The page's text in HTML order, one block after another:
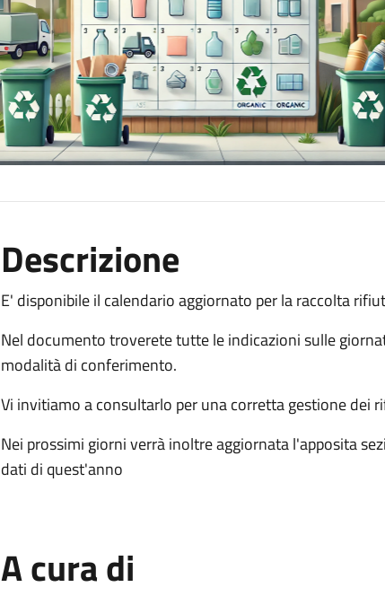
Descrizione
E' disponibile il calendario aggiornato per la raccolta
Nel documento troverete tutte le indicazioni sulle
modalità di conferimento.
Vi invitiamo a consultarlo per una corretta gestione dei
Nei prossimi giorni verrà inoltre aggiornata l'apposita
dati di quest'anno
A cura di